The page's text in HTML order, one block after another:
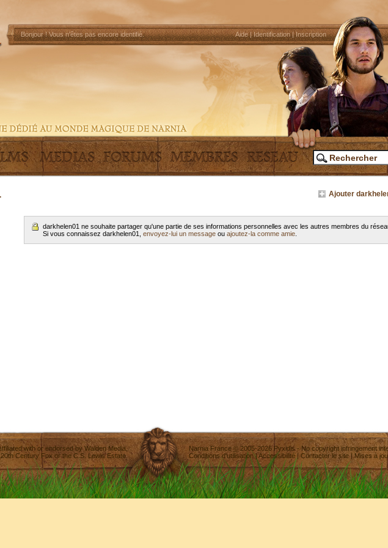
Bonjour !Vous n'êtes pas encore identifié. Aide|Identification|Inscription
Ajouter
darkhelen01 ne souhaite partager qu'une partie de ses informations personnelles avec les autres membres du
Si vous connaissez darkhelen01, envoyez-lui un message ou ajoutez-la comme amie
with or endorsed byWalden Media
Century Fox or the C.S. Lewis Estate.
Narnia France ©2005-2026 Pyxidis- No copyright infringement
Conditions d'utilisation|Accessibilité| Contacter le site|Mises à